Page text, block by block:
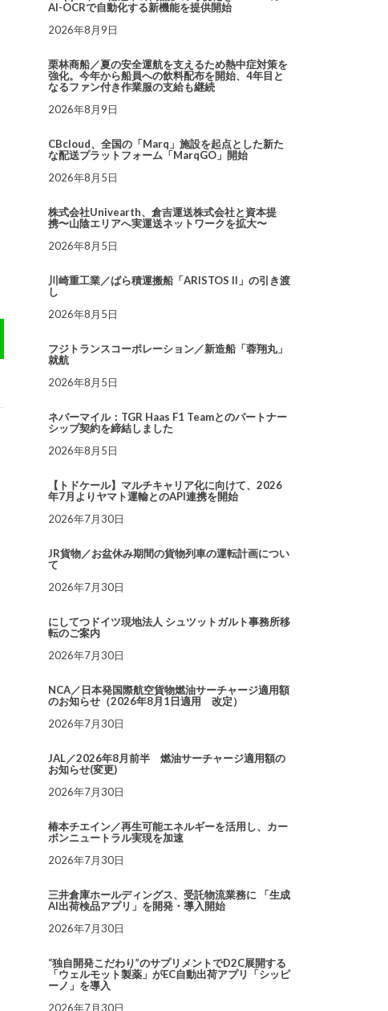
AI-OCRで自動化する新機能を提供開始
2026年8月9日
栗林商船／夏の安全運航を支えるため熱中症対策を
強化。今年から船員への飲料配布を開始、4年目と
なるファン付き作業服の支給も継続
2026年8月9日
CBcloud、全国の「Marq」施設を起点とした新た
な配送プラットフォーム「MarqGO」開始
2026年8月5日
株式会社Univearth、倉吉運送株式会社と資本提
携〜山陰エリアへ実運送ネットワークを拡大〜
2026年8月5日
川崎重工業／ばら積運搬船「ARISTOS II」の引き渡
し
2026年8月5日
フジトランスコーポレーション／新造船「蓉翔丸」
就航
2026年8月5日
ネバーマイル：TGR Haas F1 Teamとのパートナー
シップ契約を締結しました
2026年8月5日
【トドケール】マルチキャリア化に向けて、2026
年7月よりヤマト運輸とのAPI連携を開始
2026年7月30日
JR貨物／お盆休み期間の貨物列車の運転計画につい
て
2026年7月30日
にしてつドイツ現地法人 シュツットガルト事務所移
転のご案内
2026年7月30日
NCA／日本発国際航空貨物燃油サーチャージ適用額
のお知らせ（2026年8月1日適用 改定）
2026年7月30日
JAL／2026年8月前半 燃油サーチャージ適用額の
お知らせ(変更)
2026年7月30日
椿本チエイン／再生可能エネルギーを活用し、カー
ボンニュートラル実現を加速
2026年7月30日
三井倉庫ホールディングス、受託物流業務に 「生成
AI出荷検品アプリ」を開発・導入開始
2026年7月30日
“独自開発こだわり”のサプリメントでD2C展開する
「ウェルモット製薬」がEC自動出荷アプリ「シッピ
ーノ」を導入
2026年7月30日